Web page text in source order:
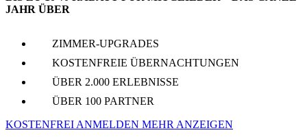
JAHR ÜBER
ZIMMER-UPGRADES
KOSTENFREIE ÜBERNACHTUNGEN
ÜBER 2.000 ERLEBNISSE
ÜBER 100 PARTNER
KOSTENFREI ANMELDEN MEHR ANZEIGEN